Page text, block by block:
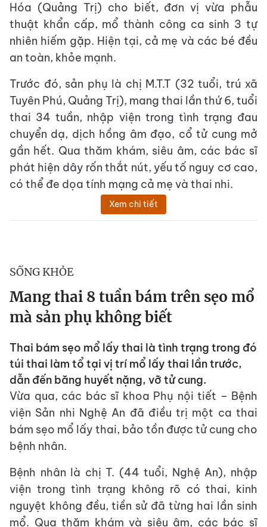
Hóa (Quảng Trị) cho biết, đơn vị vừa phẫu
thuật khẩn cấp, mổ thành công ca sinh 3 tự
nhiên hiếm gặp. Hiện tại, cả mẹ và các bé đều
an toàn, khỏe mạnh.
Trước đó, sản phụ là chị M.T.T (32 tuổi, trú xã
Tuyên Phú, Quảng Trị), mang thai lần thứ 6, tuổi
thai 34 tuần, nhập viện trong tình trạng đau
chuyển dạ, dịch hồng âm đạo, cổ tử cung mở
gần hết. Qua thăm khám, siêu âm, các bác sĩ
phát hiện dây rốn thắt nút, yếu tố nguy cơ cao,
có thể đe dọa tính mạng cả mẹ và thai nhi.
Xem chi tiết
SỐNG KHỎE
Mang thai 8 tuần bám trên sẹo mổ
mà sản phụ không biết
Thai bám sẹo mổ lấy thai là tình trạng trong đó
túi thai làm tổ tại vị trí mổ lấy thai lần trước,
dẫn đến băng huyết nặng, vỡ tử cung.
Vừa qua, các bác sĩ khoa Phụ nội tiết – Bệnh
viện Sản nhi Nghệ An đã điều trị một ca thai
bám sẹo mổ lấy thai, bảo tồn được tử cung cho
bệnh nhân.
Bệnh nhân là chị T. (44 tuổi, Nghệ An), nhập
viện trong tình trạng không rõ có thai, kinh
nguyệt không đều, tiền sử đã từng hai lần sinh
mổ. Qua thăm khám và siêu âm, các bác sĩ